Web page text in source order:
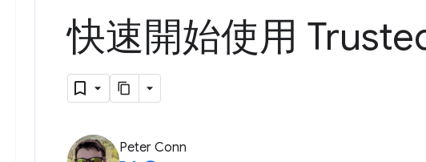
快速開始使用
Peter Conn